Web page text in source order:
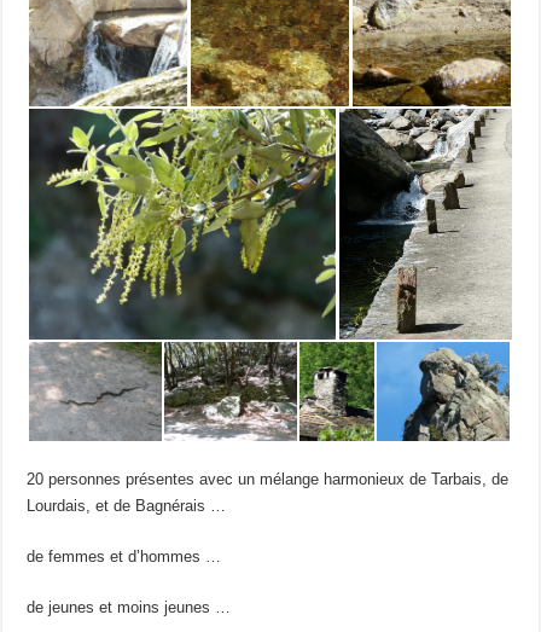
20 personnes présentes avec un mélange harmonieux de Tarbais, de
Lourdais, et de Bagnérais …
de femmes et d’hommes …
de jeunes et moins jeunes …